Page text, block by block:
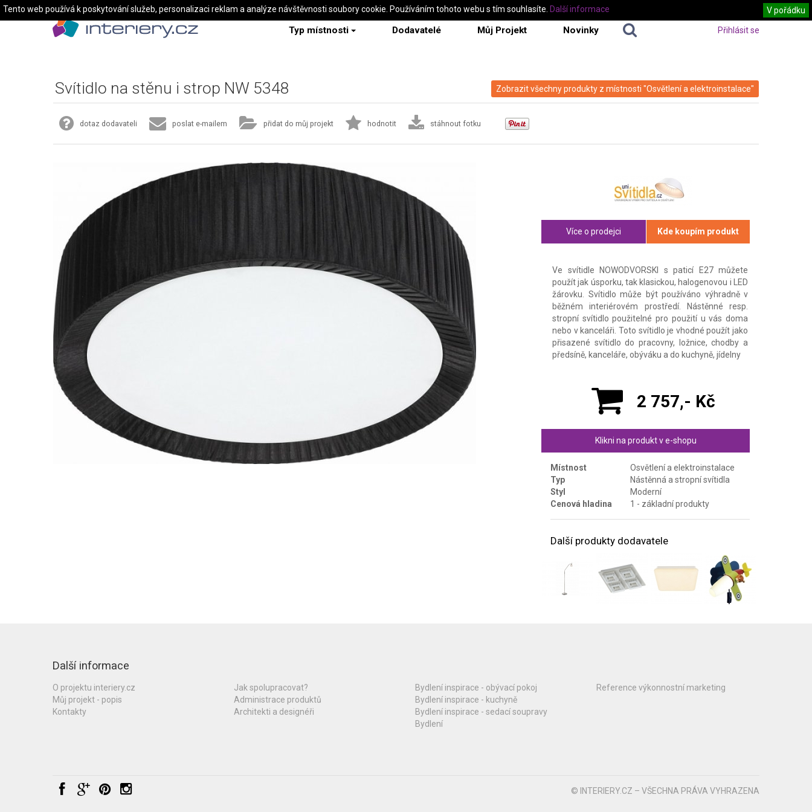
Typ místnosti Dodavatelé Můj Projekt Novinky Přihlásit se
Zobrazit všechny produkty z místnosti "Osvětlení a elektroinstalace"
Svítidlo na stěnu i strop NW 5348
dotaz dodavateli poslat e-mailem přidat do můj projekt hodnotit stáhnout fotku
Více o prodejci Kde koupím produkt
Ve svítidle NOWODVORSKI s paticí E27 můžete
použít jak úsporku, tak klasickou, halogenovou i LED
žárovku. Svítidlo může být používáno výhradně v
běžném interiérovém prostředí. Nástěnné resp.
stropní svítidlo použitelné pro použití u vás doma
nebo v kanceláři. Toto svítidlo je vhodné použít jako
přisazené svítidlo do pracovny, ložnice, chodby a
předsíně, kanceláře, obýváku a do kuchyně, jídelny
2 757,- Kč
Klikni na produkt v e-shopu
Místnost
Osvětlení a elektroinstalace
Typ
Nástěnná a stropní svítidla
Styl
Moderní
Cenová hladina
1 - základní produkty
Další produkty dodavatele
Další informace
O projektu interiery.cz
Můj projekt - popis
Kontakty
Jak spolupracovat?
Administrace produktů
Architekti a designéři
Bydlení inspirace - obývací pokoj
Bydlení inspirace - kuchyně
Bydlení inspirace - sedací soupravy
Bydlení
Reference výkonnostní marketing
© INTERIERY.CZ – VŠECHNA PRÁVA VYHRAZENA
Tento web používá k poskytování služeb, personalizaci reklam a analýze návštěvnosti soubory cookie. Používáním tohoto webu s tím souhlasíte. V pořádku
Další informace